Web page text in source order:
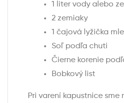
1 liter vody alebo
2 zemiaky
1 čajová lyžička
Soľ podľa chuti
Čierne korenie
Bobkový list
Pri varení kapustnice